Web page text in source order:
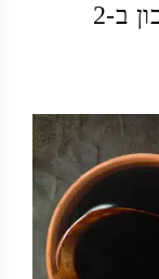
רוטב חמוץ מתוק לאגרול מתכון ב-2